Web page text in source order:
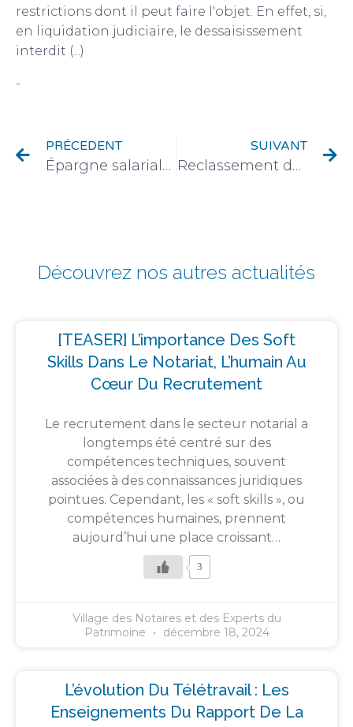
restrictions dont il peut faire l'objet. En effet, si,
en liquidation judiciaire, le dessaisissement
interdit (...)
-
PRÉCEDENT
Épargne salariale : comment bien comprendre son fonctionnement ?
SUIVANT
Reclassement des communes dans le zonage ABC : un arrêté gouvernemental pour améliorer l’accès au logement
Découvrez nos autres actualités
[TEASER] L’importance Des Soft
Skills Dans Le Notariat, L’humain Au
Cœur Du Recrutement
Le recrutement dans le secteur notarial a
longtemps été centré sur des
compétences techniques, souvent
associées à des connaissances juridiques
pointues. Cependant, les « soft skills », ou
compétences humaines, prennent
aujourd’hui une place croissant…
3
Village des Notaires et des Experts du
Patrimoine
décembre 18, 2024
L’évolution Du Télétravail : Les
Enseignements Du Rapport De La